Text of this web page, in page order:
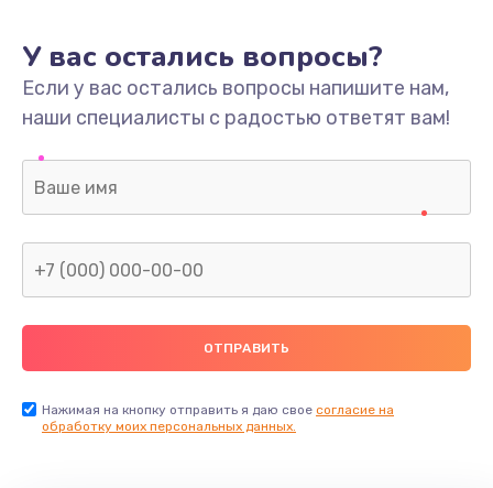
У вас остались вопросы?
Если у вас остались вопросы напишите нам,
наши специалисты с радостью ответят вам!
Нажимая на кнопку отправить я даю свое согласие на
обработку моих персональных данных.